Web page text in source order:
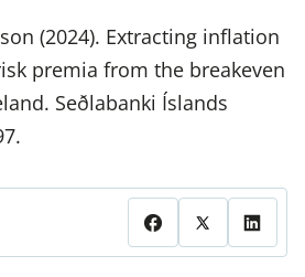
(2024). Extracting inflation
premia from the breakeven
Seðlabanki Íslands